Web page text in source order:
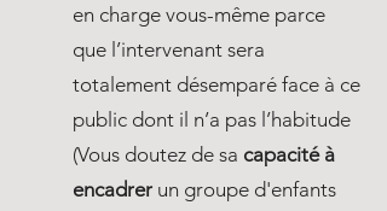
en charge vous-même parce
que l’intervenant sera
totalement désemparé face à ce
public dont il n’a pas l’habitude
(Vous doutez de sa capacité à
encadrer un groupe d'enfants